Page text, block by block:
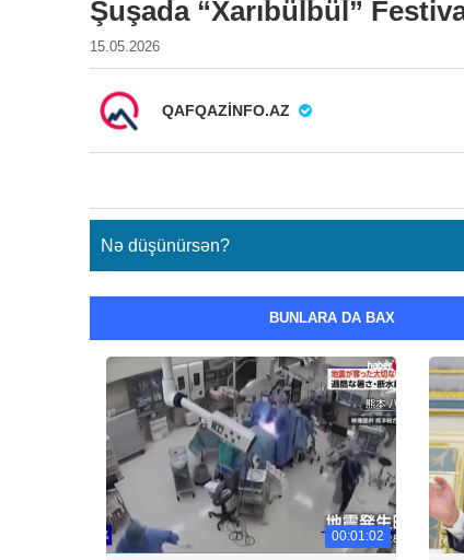
Şuşada “Xarıbülbül”
15.05.2026
QAFQAZINFO.AZ
Nə düşünürsən?
BUNLARA DA BAX
00:01:02